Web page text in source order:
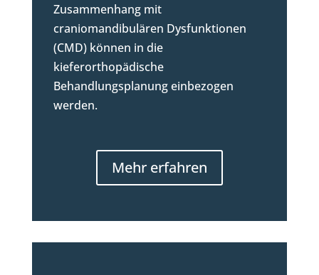
Zusammenhang mit
craniomandibulären Dysfunktionen
(CMD) können in die
kieferorthopädische
Behandlungsplanung einbezogen
werden.
Mehr erfahren